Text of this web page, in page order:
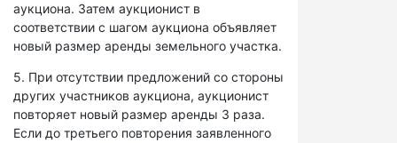
аукциона. Затем аукционист в
соответствии с шагом аукциона объявляет
новый размер аренды земельного участка.
5. При отсутствии предложений со стороны
других участников аукциона, аукционист
повторяет новый размер аренды 3 раза.
Если до третьего повторения заявленного